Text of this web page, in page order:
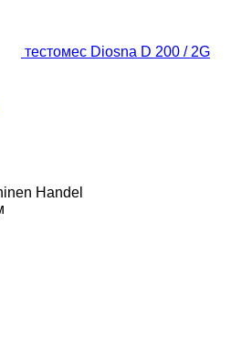
тестомес Diosna D 200 / 2G
Handel